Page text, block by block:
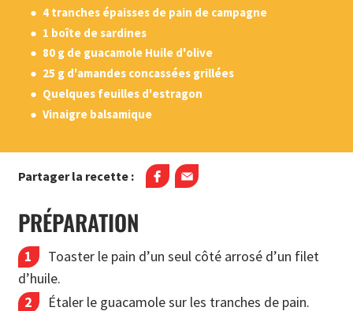
4 tranches épaisses de pain de campagne
1 boîte de sardines
80 g de guacamole Huile d'olive
25 g d'amandes concassées grillées
Quelques feuilles d'estragon
Vinaigre balsamique
Partager la recette :
PRÉPARATION
Toaster le pain d’un seul côté arrosé d’un filet
d’huile.
Étaler le guacamole sur les tranches de pain.